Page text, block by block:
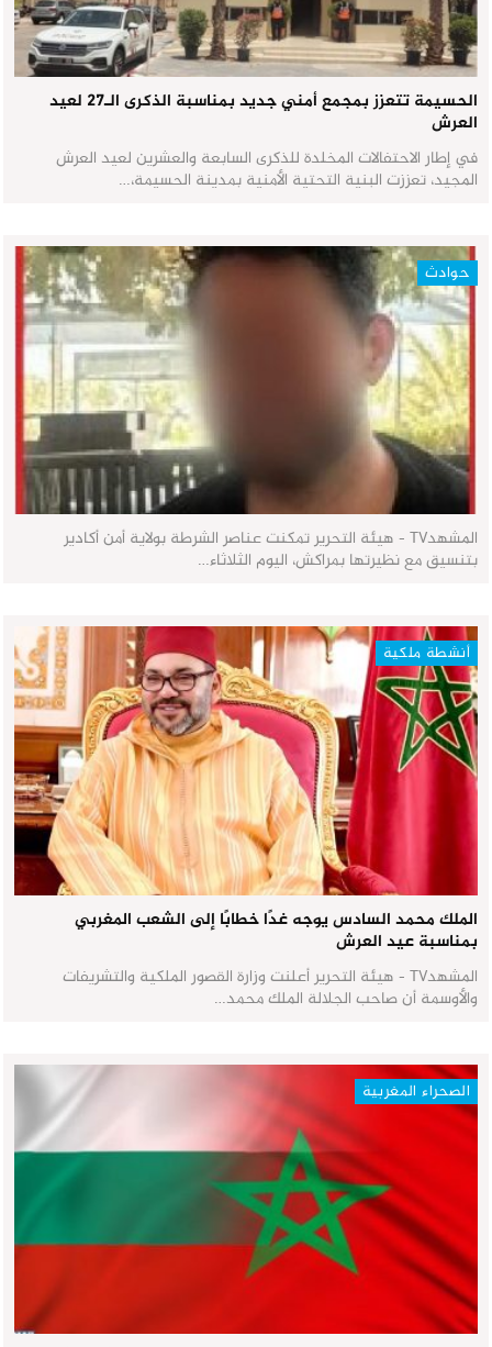
الحسيمة تتعزز بمجمع أمني جديد بمناسبة الذكرى الـ27 لعيد
العرش
في إطار الاحتفالات المخلدة للذكرى السابعة والعشرين لعيد العرش
المجيد، تعززت البنية التحتية الأمنية بمدينة الحسيمة،…
حوادث
المشهدTV - هيئة التحرير تمكنت عناصر الشرطة بولاية أمن أكادير
بتنسيق مع نظيرتها بمراكش، اليوم الثلاثاء…
أنشطة ملكية
الملك محمد السادس يوجه غدًا خطابًا إلى الشعب المغربي
بمناسبة عيد العرش
المشهدTV - هيئة التحرير أعلنت وزارة القصور الملكية والتشريفات
والأوسمة أن صاحب الجلالة الملك محمد…
الصحراء المغربية